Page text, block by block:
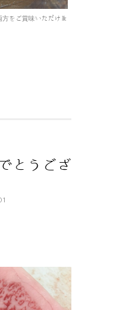
をご賞味いただけま
とうござ